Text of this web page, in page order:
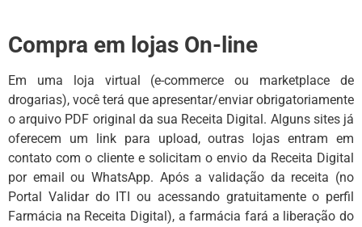
Compra em lojas On-line
Em uma loja virtual (e-commerce ou marketplace de
drogarias), você terá que apresentar/enviar obrigatoriamente
o arquivo PDF original da sua Receita Digital. Alguns sites já
oferecem um link para upload, outras lojas entram em
contato com o cliente e solicitam o envio da Receita Digital
por email ou WhatsApp. Após a validação da receita (no
Portal Validar do ITI ou acessando gratuitamente o perfil
Farmácia na Receita Digital), a farmácia fará a liberação do